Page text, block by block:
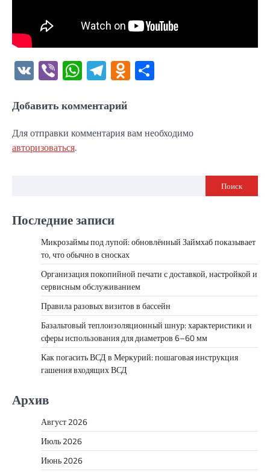
VK ViberWhatsApp
Telegram
Odnoklassniki
Добавить комментарий
Для отправки комментария вам необходимо
авторизоваться.
Поиск
Последние записи
Микрозаймы под лупой: обновлённый Займхаб показывает
то, что обычно в сносках
Организация покопийной печати с доставкой, настройкой и
сервисным обслуживанием
Правила разовых визитов в бассейн
Базальтовый теплоизоляционный шнур: характеристики и
сферы использования для диаметров 6–60 мм
Как погасить ВСД в Меркурий: пошаговая инструкция
гашения входящих ВСД
Архив
Август 2026
Июль 2026
Июнь 2026